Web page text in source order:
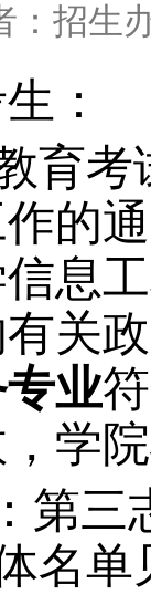
：招生
：
育考
的
息
关
业
学
第三
名单